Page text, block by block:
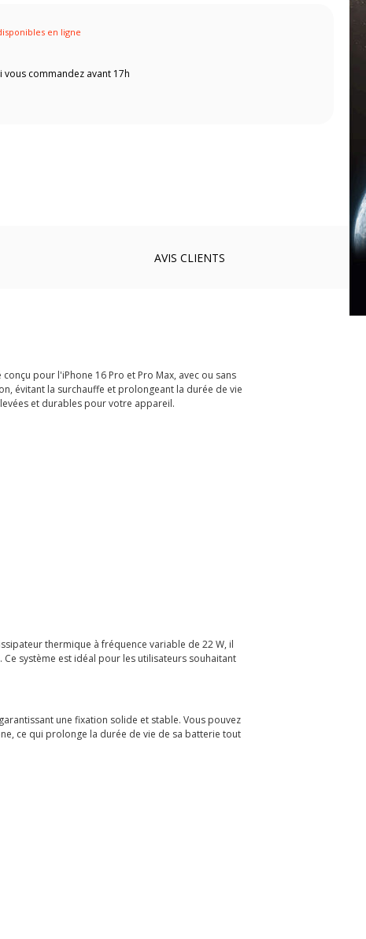
en ligne
commandez avant 17h
AVIS CLIENTS
pour l'iPhone 16 Pro et Pro Max, avec ou sans
évitant la surchauffe et prolongeant la durée de vie
et durables pour votre appareil.
thermique à fréquence variable de 22 W, il
système est idéal pour les utilisateurs souhaitant
une fixation solide et stable. Vous pouvez
ce qui prolonge la durée de vie de sa batterie tout